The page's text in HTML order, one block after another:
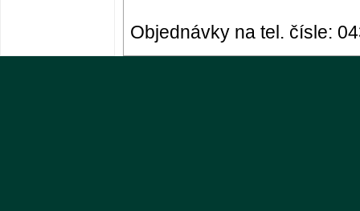
Objednávky na tel. čísle: